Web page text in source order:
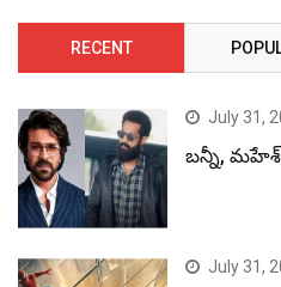
RECENT
July 31,
బన్నీ,
July 31,